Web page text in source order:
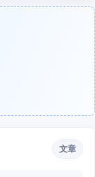
文章